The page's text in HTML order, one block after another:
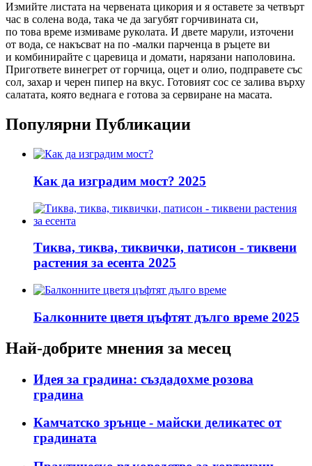
Измийте листата на червената цикория и я оставете за четвърт
час в солена вода, така че да загубят горчивината си,
по това време измиваме руколата. И двете марули, източени
от вода, се накъсват на по -малки парченца в ръцете ви
и комбинирайте с царевица и домати, нарязани наполовина.
Пригответе винегрет от горчица, оцет и олио, подправете със
сол, захар и черен пипер на вкус. Готовият сос се залива върху
салатата, която веднага е готова за сервиране на масата.
Популярни Публикации
Как да изградим мост? 2025
Тиква, тиква, тиквички, патисон - тиквени
растения за есента 2025
Балконните цветя цъфтят дълго време 2025
Най-добрите мнения за месец
Идея за градина: създадохме розова
градина
Камчатско зрънце - майски деликатес от
градината